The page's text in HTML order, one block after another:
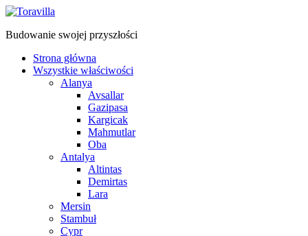
Budowanie swojej przyszłości
Strona główna
Wszystkie właściwości
Alanya
Avsallar
Gazipasa
Kargicak
Mahmutlar
Oba
Antalya
Altintas
Demirtas
Lara
Mersin
Stambuł
Cypr